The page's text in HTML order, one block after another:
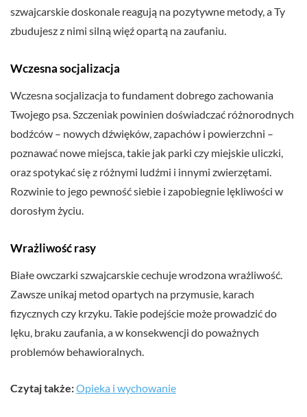
szwajcarskie doskonale reagują na pozytywne metody, a Ty
zbudujesz z nimi silną więź opartą na zaufaniu.
Wczesna socjalizacja
Wczesna socjalizacja to fundament dobrego zachowania
Twojego psa. Szczeniak powinien doświadczać różnorodnych
bodźców – nowych dźwięków, zapachów i powierzchni –
poznawać nowe miejsca, takie jak parki czy miejskie uliczki,
oraz spotykać się z różnymi ludźmi i innymi zwierzętami.
Rozwinie to jego pewność siebie i zapobiegnie lękliwości w
dorosłym życiu.
Wrażliwość rasy
Białe owczarki szwajcarskie cechuje wrodzona wrażliwość.
Zawsze unikaj metod opartych na przymusie, karach
fizycznych czy krzyku. Takie podejście może prowadzić do
lęku, braku zaufania, a w konsekwencji do poważnych
problemów behawioralnych.
Czytaj także:Opieka i wychowanie